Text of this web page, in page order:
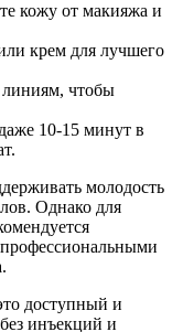
кожу от макияжа и
крем для лучшего
линиям, чтобы
10-15 минут в
молодость
Однако для
доступный и
инъекций и